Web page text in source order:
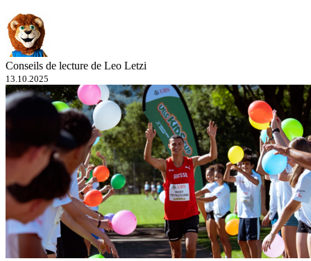
Conseils de lecture de Leo Letzi
13.10.2025